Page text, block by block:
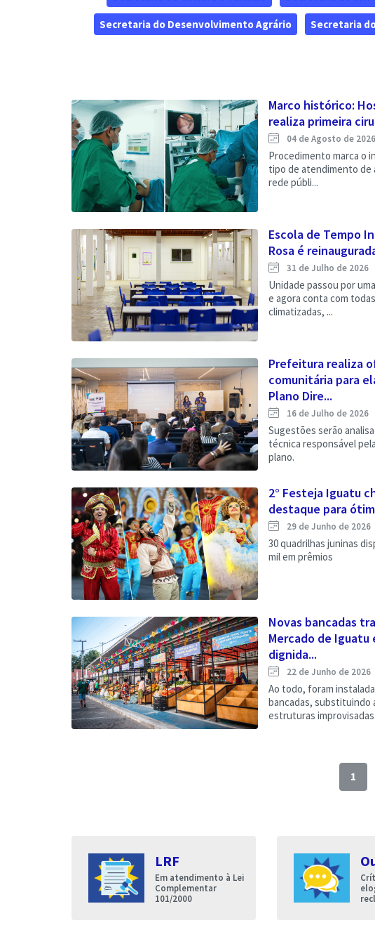
Secretaria do Desenvolvimento Agrário Secretaria
Marco histórico:
realiza primeira
04 de Agosto de 2026
Procedimento marca o
tipo de atendimento de
rede públi...
Escola de Tempo
Rosa é
31 de Julho de 2026
Unidade passou por
e agora conta com
climatizadas, ...
Prefeitura realiza
comunitária para
Plano Dire...
16 de Julho de 2026
Sugestões serão
técnica responsável
plano.
2° Festeja Iguatu
destaque para
29 de Junho de 2026
30 quadrilhas juninas
mil em prêmios
Novas bancadas
Mercado de Iguatu
dignida...
22 de Junho de 2026
Ao todo, foram
bancadas, substituindo
estruturas improvisadas.
1
LRF
Em atendimento à Lei
Complementar
101/2000